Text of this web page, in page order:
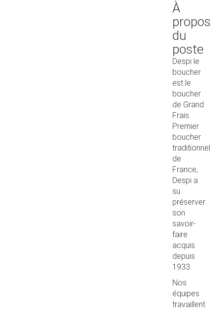
À
propos
du
poste
Despi le
boucher
est le
boucher
de Grand
Frais.
Premier
boucher
traditionnel
de
France,
Despi a
su
préserver
son
savoir-
faire
acquis
depuis
1933.
Nos
équipes
travaillent